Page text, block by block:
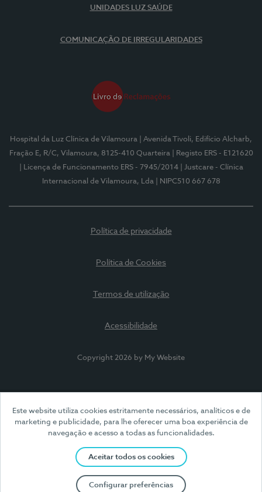
Este website utiliza cookies estritamente necessários, analíticos e de
marketing e publicidade, para lhe oferecer uma boa experiência de
navegação e acesso a todas as funcionalidades.
Aceitar todos os cookies
Configurar preferências
UNIDADES LUZ SAÚDE
COMUNICAÇÃO DE IRREGULARIDADES
Hospital da Luz Clínica de Vilamoura
| Avenida Tivoli, Edifício Alcharb,
Fração E, R/C, Vilamoura, 8125-410 Quarteira
| Registo ERS - E121620
| Licença de Funcionamento ERS - 7945/2014
| Justcare - Clínica
Internacional de Vilamoura, Lda
| NIPC510 667 678
Política de privacidade
Política de Cookies
Termos de utilização
Acessibilidade
Copyright 2026 by My Website